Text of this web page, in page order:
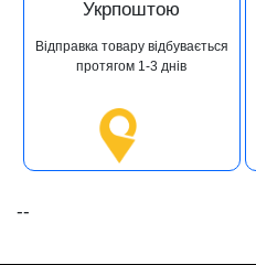
Укрпоштою
Відправка товару відбувається
протягом 1-3 днів
--